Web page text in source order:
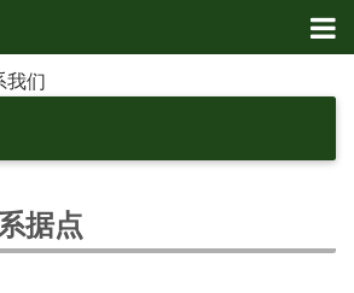
我们
据点